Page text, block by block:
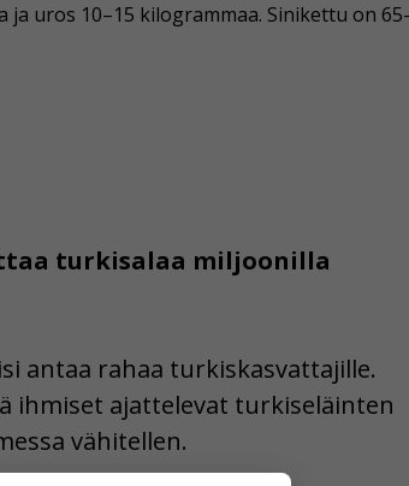
turkisalaa miljoonilla
uros 10–15 kilogrammaa. Sinikettu on
antaa rahaa turkiskasvattajille.
ihmiset ajattelevat turkiseläinten
vähitellen.